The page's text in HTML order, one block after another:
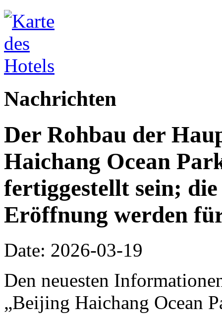
Nachrichten
Der Rohbau der
Haichang Ocean
fertiggestellt sein;
Eröffnung werden
Date: 2026-03-19
Den neuesten
„Beijing Haichang Ocean